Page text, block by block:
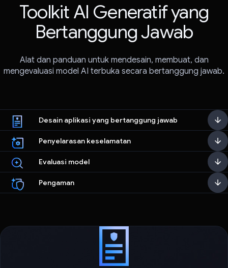
Toolkit AI Generatif yang
Bertanggung Jawab
Alat dan panduan untuk mendesain, membuat, dan
mengevaluasi model AI terbuka secara bertanggung jawab.
Desain aplikasi yang bertanggung jawab
Penyelarasan keselamatan
Evaluasi model
Pengaman